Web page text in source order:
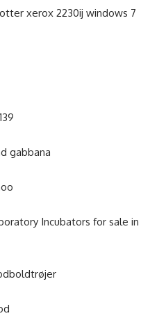
xerox 2230ij windows 7
gabbana
Incubators for sale in